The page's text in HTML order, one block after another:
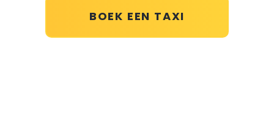
BOEK EEN TAXI